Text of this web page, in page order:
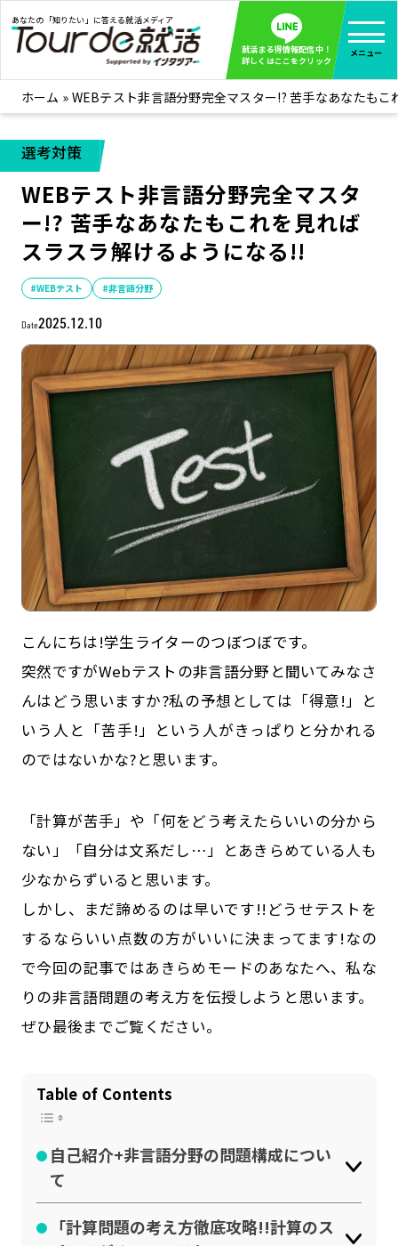
あなたの「知りたい」に答える就活メディア
就活まる得情報配信中！
詳しくはここをクリック
メニュー
就活ノウハウ 全て見る
企業まる見え！特捜部
みんなが知らない企業の裏側を徹底調査！
インタツアー活動レポ 全て見る
インタツアーを使ってどうだった？OBOG成功談
社会人インタビュー
社会人になった今、就活を振り返ってみた
学生就活ブログ
学生ライターが教える、今就活でやるべきこと
企業・業界研究はインタツアー
記事一覧
インタツアー活用法
LINE登録
運営会社
お問い合わせ
プライバシーポリシー
公式SNSはこちら
ホーム » WEBテスト非言語分野完全マスター!? 苦手なあなたも
選考対策
WEBテスト非言語分野完全マスタ
ー!? 苦手なあなたもこれを見れば
スラスラ解けるようになる!!
#WEBテスト #非言語分野
Date2025.12.10
こんにちは!学生ライターのつぼつぼです。
突然ですがWebテストの非言語分野と聞いてみなさ
んはどう思いますか?私の予想としては「得意!」と
いう人と「苦手!」という人がきっぱりと分かれる
のではないかな?と思います。
「計算が苦手」や「何をどう考えたらいいの分から
ない」「自分は文系だし…」とあきらめている人も
少なからずいると思います。
しかし、まだ諦めるのは早いです!!どうせテストを
するならいい点数の方がいいに決まってます!なの
で今回の記事ではあきらめモードのあなたへ、私な
りの非言語問題の考え方を伝授しようと思います。
ぜひ最後までご覧ください。
Table of Contents
自己紹介+非言語分野の問題構成につい
て
「計算問題の考え方徹底攻略!!計算のス